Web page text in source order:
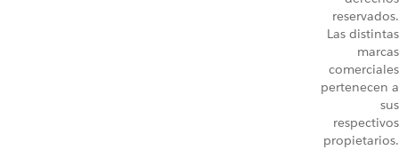
reservados.
Las distintas
marcas
comerciales
pertenecen a
sus
respectivos
propietarios.